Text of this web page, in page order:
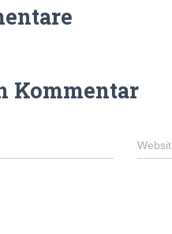
Kommentar